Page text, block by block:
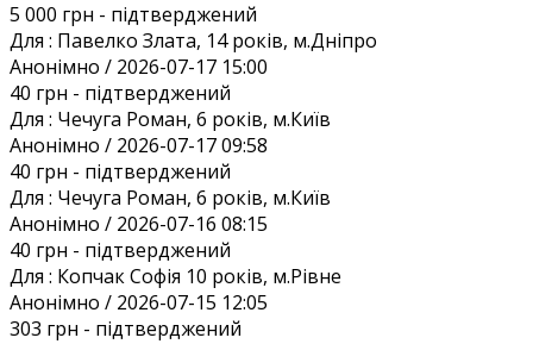
5 000 грн - підтверджений
Для : Павелко Злата, 14 років, м.Дніпро
Анонiмно / 2026-07-17 15:00
40 грн - підтверджений
Для : Чечуга Роман, 6 років, м.Київ
Анонiмно / 2026-07-17 09:58
40 грн - підтверджений
Для : Чечуга Роман, 6 років, м.Київ
Анонiмно / 2026-07-16 08:15
40 грн - підтверджений
Для : Копчак Софія 10 років, м.Рівне
Анонiмно / 2026-07-15 12:05
303 грн - підтверджений